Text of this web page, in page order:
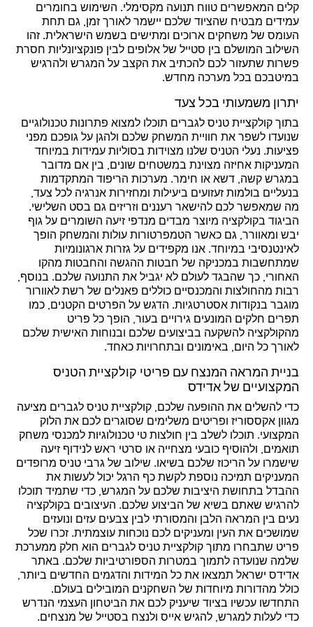
קלים המאפשרים טווח תנועה מקסימלי. השימוש בחומרים
עמידים מבטיח שהציוד שלכם יישמר לאורך זמן, גם תחת
העומס של משחקים ארוכים ומתישים בשמש הישראלית. זהו
השילוב המושלם בין סטייל של אלופים לבין פונקציונליות חסרת
פשרות שתעזור לכם להכתיב את הקצב על המגרש ולהרגיש
במיטבכם בכל מערכה מחדש.
יתרון משמעותי בכל צעד
בתוך קולקציית טניס לגברים תוכלו למצוא פתרונות טכנולוגיים
שנועדו לשפר את חוויית המשחק שלכם ולהגן על גופכם מפני
פציעות. נעלי הטניס שלנו מצוידות בסוליות עמידות במיוחד
המעניקות אחיזה מצוינת במשטחים שונים, בין אם מדובר
במגרש קשה, דשא או חימר. מערכות הריפוד המתקדמות
בנעליים בולמות זעזועים ביעילות ומחזירות אנרגיה לכל צעד,
מה שמאפשר לכם להישאר רעננים וזריזים גם בסט השלישי.
הביגוד בקולקציה מיוצר מבדים מנדפי זיעה השומרים על גוף
יבש ומאוורר, גם כאשר הטמפרטורות עולות והמשחק הופך
לאינטנסיבי במיוחד. אנו מקפידים על גזרות ארגונומיות
שמתחשבות במכניקה של חבטות ההגשה והחבטות מהקו
האחורי, כך שהבגד לעולם לא יגביל את התנועה שלכם. בנוסף,
רבות מהחולצות והמכנסיים כוללים פאנלים של רשת לאוורור
מוגבר בנקודות אסטרטגיות. הדגש על הפרטים הקטנים, כמו
תפרים חלקים המונעים גירויים בעור, הופך כל פריט
מהקולקציה להשקעה בביצועים שלכם ובנוחות האישית שלכם
לאורך כל היום, באימונים ובתחרויות כאחד.
בניית המראה המנצח עם פריטי קולקציית הטניס
המקצועיים של אדידס
כדי להשלים את ההופעה שלכם, קולקציית טניס לגברים מציעה
מגוון אקססוריז ופריטים משלימים שסוגרים לכם את הלוק
המקצועי. תוכלו לשלב בין חולצות טי טכנולוגיות למכנסי משחק
תואמים, ולהוסיף כובעי מצחייה או סרטי ראש לנידוף זיעה
שישמרו על הריכוז שלכם בשיאו. שילוב של גרבי טניס מרופדים
המעניקים תמיכה נוספת לקשת כף הרגל יכול לעשות את
ההבדל בתחושת היציבות שלכם על המגרש, כדי שתמיד תוכלו
להרגיש שאתם בשיא של הביצוע שלכם. העיצובים בקולקציה
נעים בין המראה הלבן והמסורתי לבין צבעים עזים ונועזים
שמושכים את העין ומעניקים לכם נוכחות עוצמתית. זכרו שכל
פריט שתבחרו מתוך קולקציית טניס לגברים הוא חלק ממערכת
שלמה שנועדה לתמוך במטרות הספורטיביות שלכם. באתר
אדידס ישראל תמצאו את כל המידות והדגמים החדשים ביותר,
כולל מהדורות מיוחדות של השחקנים המובילים בעולם.
התחדשו עכשיו בציוד שיעניק לכם את הביטחון העצמי הנדרש
כדי לעלות למגרש, להגיש אייס ולנצח בסטייל של מנצחים.